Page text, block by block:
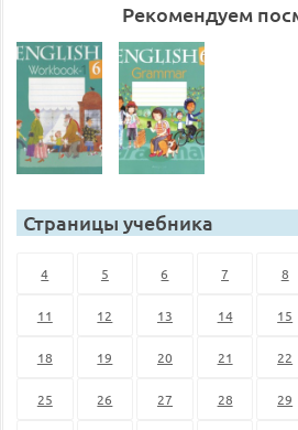
Рекомендуем
Страницы учебника
4 5 6 7 8
11 12 13 14 15
18 19 20 21 22
25 26 27 28 29